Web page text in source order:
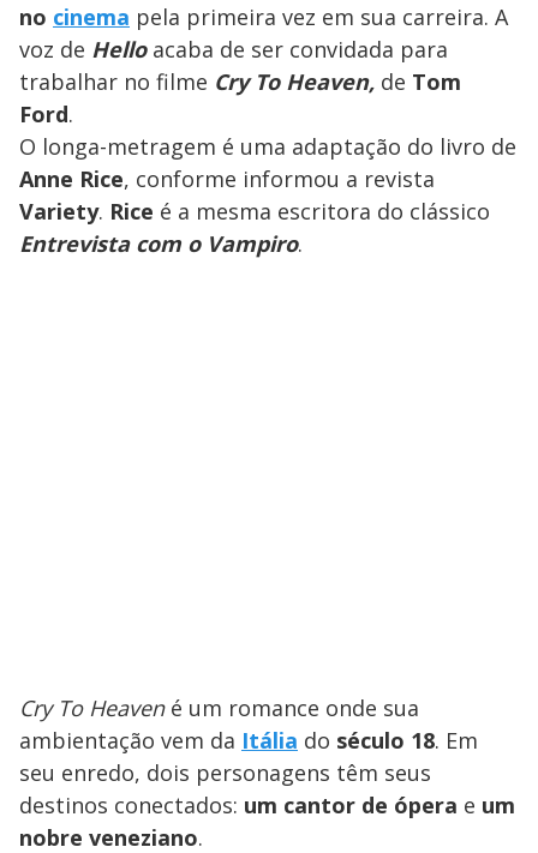
no cinema pela primeira vez em sua carreira. A
voz de Helloacaba de ser convidada para
trabalhar no filme Cry To Heaven, de Tom
Ford.
O longa-metragem é uma adaptação do livro de
Anne Rice, conforme informou a revista
Variety. Rice é a mesma escritora do clássico
Entrevista com o Vampiro.
Cry To Heaven é um romance onde sua
ambientação vem da Itália do século 18. Em
seu enredo, dois personagens têm seus
destinos conectados: um cantor de ópera e um
nobre veneziano.